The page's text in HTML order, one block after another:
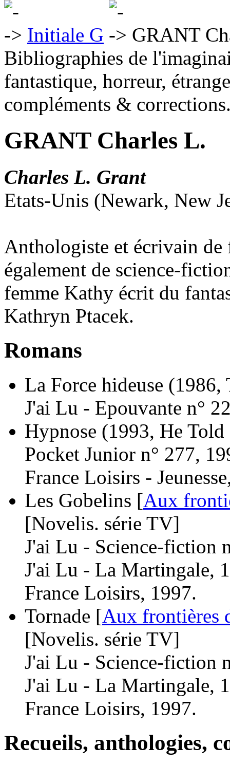
Initiale G
GRANT
Bibliographies de
fantastique, horreur,
compléments &
GRANT Charles L.
Charles L. Grant
Etats-Unis (Newark, New
Anthologiste et écrivain de
également de science-
femme Kathy écrit du
Kathryn Ptacek.
Romans
La Force hideuse (1986,
J'ai Lu - Epouvante n°
Hypnose (1993, He
Pocket Junior n° 277,
France Loisirs -
Les Gobelins [Aux
[Novelis. série TV]
J'ai Lu - Science-fiction
J'ai Lu - La Martingale,
France Loisirs, 1997.
Tornade [Aux frontières
[Novelis. série TV]
J'ai Lu - Science-fiction
J'ai Lu - La Martingale,
France Loisirs, 1997.
Recueils, anthologies,